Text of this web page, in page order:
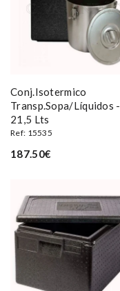
Conj.isotermico
Transp.sopa/líquidos -
21,5 Lts
Ref: 15535
187.50€